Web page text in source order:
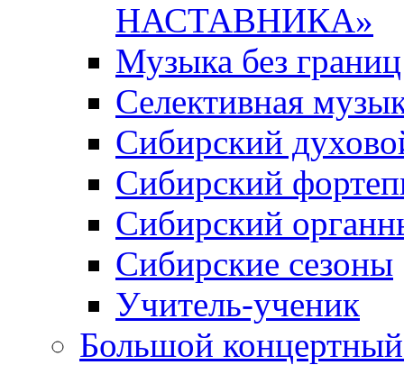
НАСТАВНИКА»
Музыка без границ
Селективная
Сибирский
Сибирский
Сибирский
Сибирские сезоны
Учитель-ученик
Большой концертный